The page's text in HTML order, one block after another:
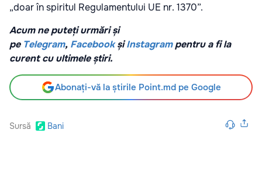
„doar în spiritul Regulamentului UE nr. 1370”.
Acum ne puteți urmări și
pe Telegram, FacebookșiInstagrampentru a fi la
curent cu ultimele știri.
Abonați-vă la știrile Point.md pe Google
Sursă Bani